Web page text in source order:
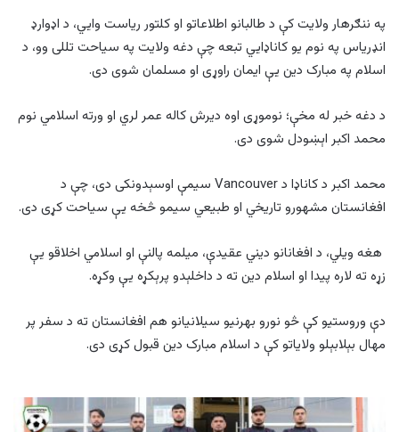
په ننګرهار ولایت کې د طالبانو اطلاعاتو او کلتور ریاست وایي، د اډوارډ
انډریاس په نوم یو کاناډايي تبعه چې دغه ولایت په سیاحت تللی وو، د
اسلام په مبارک دین یې ایمان راوړی او مسلمان شوی دی.
د دغه خبر له مخې؛ نوموړی اوه دیرش کاله عمر لري او ورته اسلامي نوم
محمد اکبر اېښودل شوی دی.
محمد اکبر د کاناډا د Vancouver سیمې اوسېدونکی دی، چې د
افغانستان مشهورو تاریخي او طبیعي سیمو څخه یې سیاحت کړی دی.
هغه ویلي، د افغانانو دیني عقیدې، میلمه‌ پالنې او اسلامي اخلاقو یې
زړه ته لاره پیدا او اسلام دین ته د داخلېدو پرېکړه یې وکړه.
دې وروستیو کې څو نورو بهرنیو سیلانیانو هم افغانستان ته د سفر پر
مهال بېلابېلو ولایاتو کې د اسلام مبارک دین قبول کړی دی.